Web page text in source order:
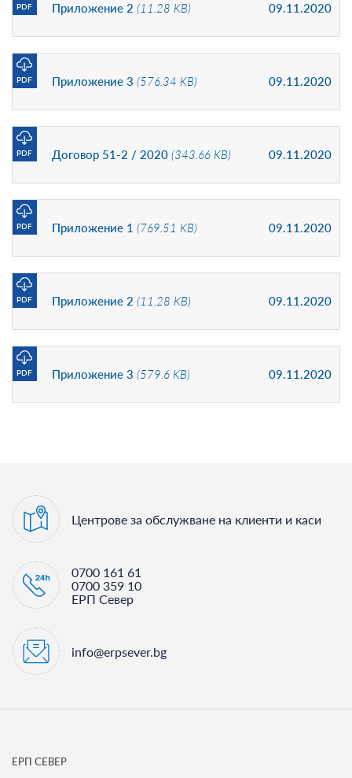
Приложение 2 (11.28 KB) 09.11.2020
PDF
Приложение 3 (576.34 KB) 09.11.2020
PDF
Договор 51-2 / 2020 (343.66 KB) 09.11.2020
PDF
Приложение 1 (769.51 KB) 09.11.2020
PDF
Приложение 2 (11.28 KB) 09.11.2020
PDF
Приложение 3 (579.6 KB) 09.11.2020
PDF
Центрове за обслужване на клиенти и каси
0700 161 61
0700 359 10
ЕРП Север
info@erpsever.bg
ЕРП СЕВЕР